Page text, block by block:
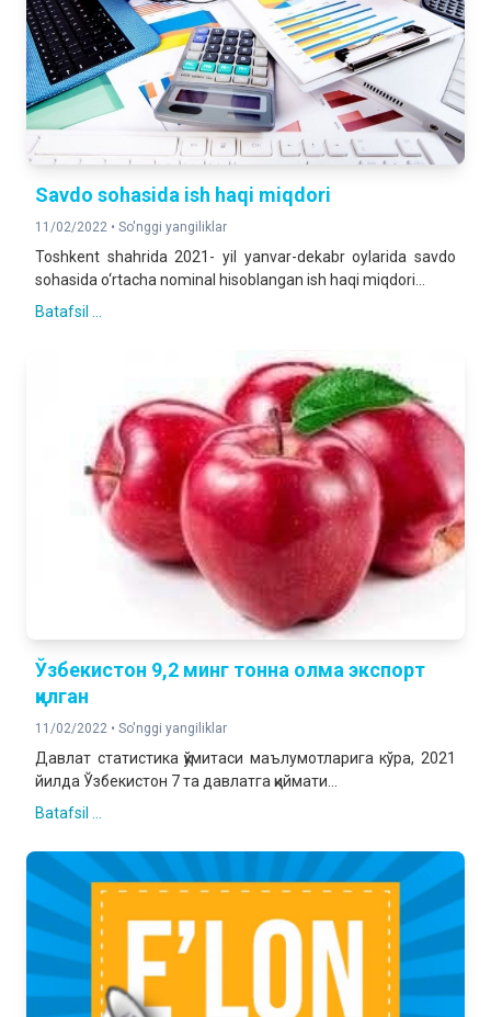
Savdo sohasida ish haqi miqdori
11/02/2022 • So'nggi yangiliklar
Toshkent shahrida 2021- yil yanvar-dekabr oylarida savdo
sohasida o‘rtacha nominal hisoblangan ish haqi miqdori...
Batafsil ...
Ўзбекистон 9,2 минг тонна олма экспорт
қилган
11/02/2022 • So'nggi yangiliklar
Давлат статистика қўмитаси маълумотларига кўра, 2021
йилда Ўзбекистон 7 та давлатга қиймати...
Batafsil ...